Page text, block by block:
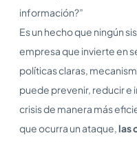
información?”
Es un hecho que ningún
empresa que invierte en
políticas claras,
puede prevenir, reducir e
crisis de manera más
que ocurra un ataque,las